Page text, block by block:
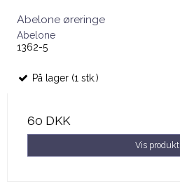
Abelone øreringe
Abelone
1362-5
På lager (1 stk.)
60 DKK
Vis produkt